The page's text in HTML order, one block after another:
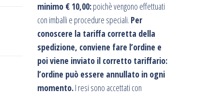
minimo € 10,00:poichè vengono effettuati
con imballi e procedure speciali. Per
conoscere la tariffa corretta della
spedizione, conviene fare l’ordine e
poi viene inviato il corretto tariffario:
l’ordine può essere annullato in ogni
momento.I resi sono accettati con